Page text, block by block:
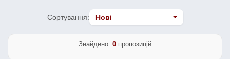
Сортування:
Знайдено: 0 пропозицій